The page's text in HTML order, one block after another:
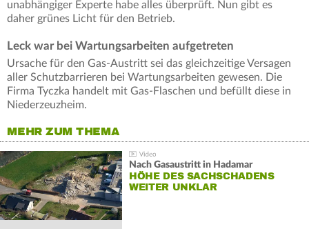
unabhängiger Experte habe alles überprüft. Nun gibt es
daher grünes Licht für den Betrieb.
Leck war bei Wartungsarbeiten aufgetreten
Ursache für den Gas-Austritt sei das gleichzeitige Versagen
aller Schutzbarrieren bei Wartungsarbeiten gewesen. Die
Firma Tyczka handelt mit Gas-Flaschen und befüllt diese in
Niederzeuzheim.
MEHR ZUM THEMA
Nach Gasaustritt in Hadamar
HÖHE DES SACHSCHADENS
WEITER UNKLAR